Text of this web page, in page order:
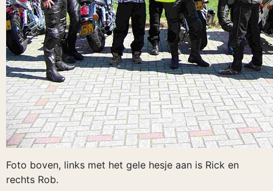
Foto boven, links met het gele hesje aan is Rick en
rechts Rob.